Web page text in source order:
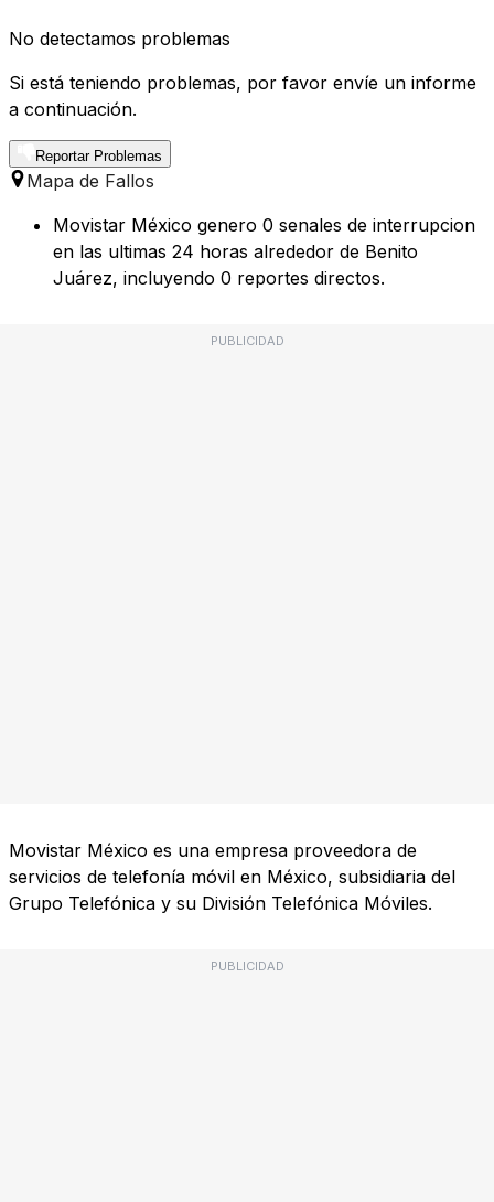
No detectamos problemas
Si está teniendo problemas, por favor envíe un informe
a continuación.
Reportar Problemas
Mapa de Fallos
Movistar México genero 0 senales de interrupcion
en las ultimas 24 horas alrededor de Benito
Juárez, incluyendo 0 reportes directos.
PUBLICIDAD
Movistar México es una empresa proveedora de
servicios de telefonía móvil en México, subsidiaria del
Grupo Telefónica y su División Telefónica Móviles.
PUBLICIDAD